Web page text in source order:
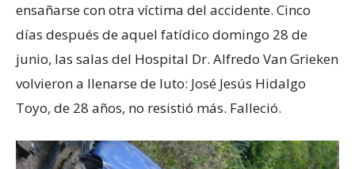
ensañarse con otra víctima del accidente. Cinco
días después de aquel fatídico domingo 28 de
junio, las salas del Hospital Dr. Alfredo Van Grieken
volvieron a llenarse de luto: José Jesús Hidalgo
Toyo, de 28 años, no resistió más. Falleció.